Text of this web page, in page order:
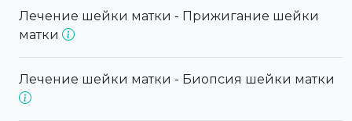
Лечение шейки матки - Прижигание шейки
матки
Лечение шейки матки - Биопсия шейки матки